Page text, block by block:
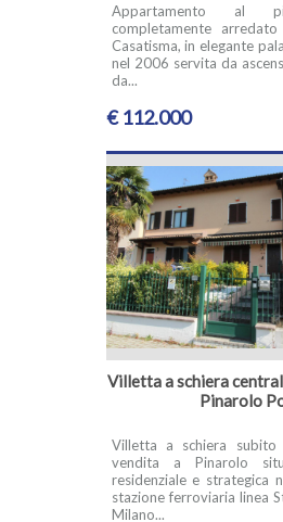
Appartamento al
completamente
Casatisma, in elegante
nel 2006 servita da
da...
€ 112.000
Villetta a schiera
Pinarolo
Villetta a schiera subito
vendita a Pinarolo
residenziale e strategica
stazione ferroviaria linea
Milano...